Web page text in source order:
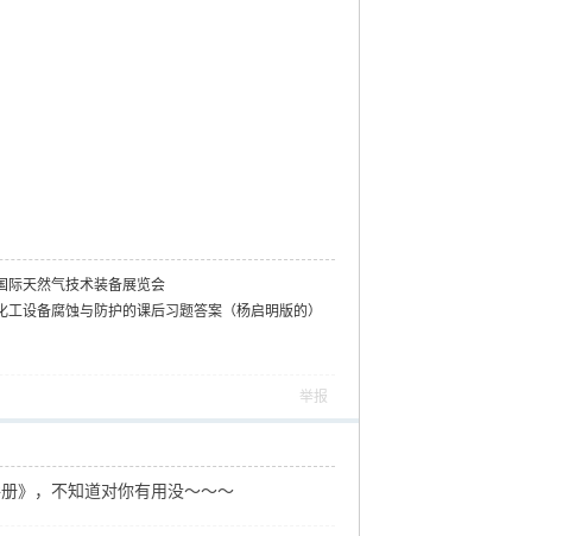
际天然气技术装备展览会
工设备腐蚀与防护的课后习题答案（杨启明版的）
举报
》，不知道对你有用没～～～